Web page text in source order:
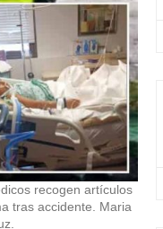
recogen artículos
tras accidente. Maria